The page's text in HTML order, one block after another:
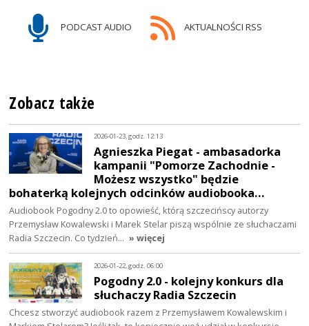
PODCAST AUDIO AKTUALNOŚCI RSS
Zobacz także
2026-01-23, godz. 12:13
Agnieszka Piegat - ambasadorka
kampanii "Pomorze Zachodnie -
Możesz wszystko" będzie
bohaterką kolejnych odcinków audiobooka…
Audiobook Pogodny 2.0 to opowieść, którą szczecińscy autorzy
Przemysław Kowalewski i Marek Stelar piszą wspólnie ze słuchaczami
Radia Szczecin. Co tydzień… » więcej
2026-01-22, godz. 06:00
Pogodny 2.0 - kolejny konkurs dla
słuchaczy Radia Szczecin
Chcesz stworzyć audiobook razem z Przemysławem Kowalewskim i